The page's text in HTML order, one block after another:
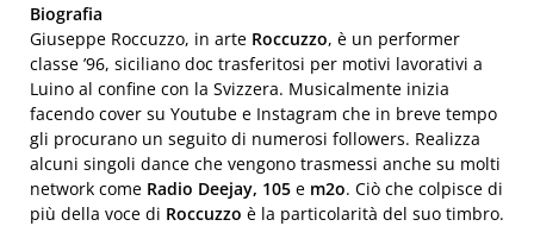
Biografia
Giuseppe Roccuzzo, in arte Roccuzzo, è un performer
classe ’96, siciliano doc trasferitosi per motivi lavorativi a
Luino al confine con la Svizzera. Musicalmente inizia
facendo cover su Youtube e Instagram che in breve tempo
gli procurano un seguito di numerosi followers. Realizza
alcuni singoli dance che vengono trasmessi anche su molti
network come Radio Deejay, 105 e m2o. Ciò che colpisce di
più della voce di Roccuzzo è la particolarità del suo timbro.